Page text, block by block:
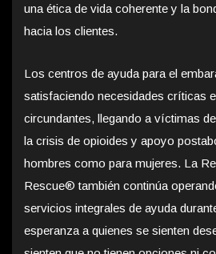
una ética de vida coherente y la
hacia los clientes.
Los centros de ayuda para el
satisfaciendo necesidades críticas
circundantes, llegando a víctimas
la crisis de opioides y apoyo
hombres como para mujeres. La
Rescue® también continúa
servicios integrales de ayuda
esperanza a quienes se sienten